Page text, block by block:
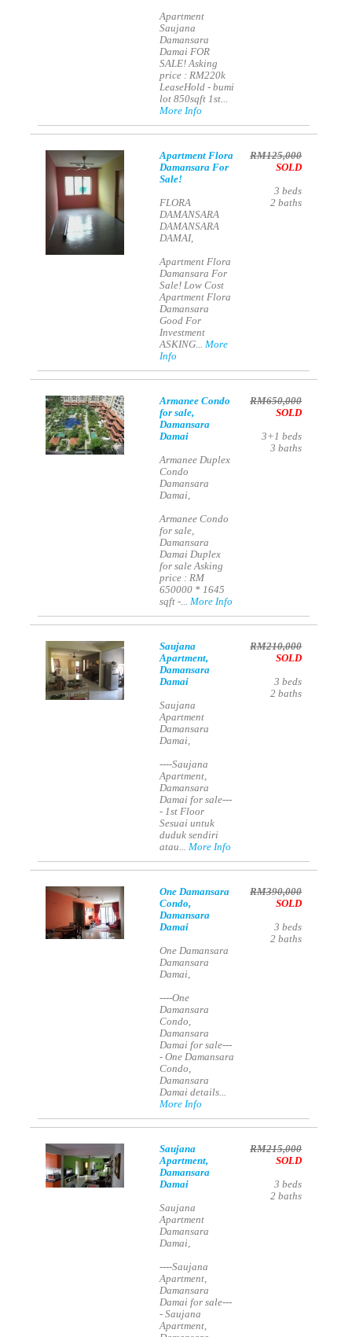
Apartment
Saujana
Damansara
Damai FOR
SALE! Asking
price : RM220k
LeaseHold - bumi
lot 850sqft 1st...
More Info
Apartment Flora
Damansara For
Sale!
FLORA
DAMANSARA
DAMANSARA
DAMAI,
Apartment Flora
Damansara For
Sale! Low Cost
Apartment Flora
Damansara
Good For
Investment
ASKING...More
Info
RM125,000
SOLD
3 beds
2 baths
Armanee Condo
for sale,
Damansara
Damai
Armanee Duplex
Condo
Damansara
Damai,
Armanee Condo
for sale,
Damansara
Damai Duplex
for sale Asking
price : RM
650000 * 1645
sqft -...More Info
RM650,000
SOLD
3+1 beds
3 baths
Saujana
Apartment,
Damansara
Damai
Saujana
Apartment
Damansara
Damai,
----Saujana
Apartment,
Damansara
Damai for sale---
- 1st Floor
Sesuai untuk
duduk sendiri
atau...More Info
RM210,000
SOLD
3 beds
2 baths
One Damansara
Condo,
Damansara
Damai
One Damansara
Damansara
Damai,
----One
Damansara
Condo,
Damansara
Damai for sale---
- One Damansara
Condo,
Damansara
Damai details...
More Info
RM390,000
SOLD
3 beds
2 baths
Saujana
Apartment,
Damansara
Damai
Saujana
Apartment
Damansara
Damai,
----Saujana
Apartment,
Damansara
Damai for sale---
- Saujana
Apartment,
RM215,000
SOLD
3 beds
2 baths